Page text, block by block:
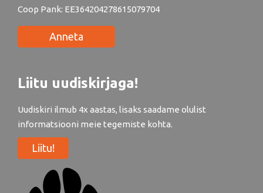
Coop Pank: EE364204278615079704
Anneta
Liitu uudiskirjaga!
Uudiskiri ilmub 4x aastas, lisaks saadame olulist
informatsiooni meie tegemiste kohta.
Liitu!